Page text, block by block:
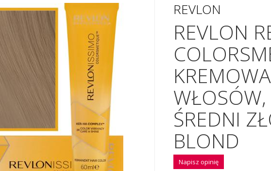
REVLON
REVLON
ŚREDNI
BLOND
Napisz opinię